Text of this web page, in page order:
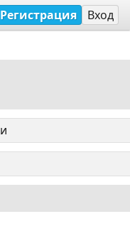
Регистрация Вход